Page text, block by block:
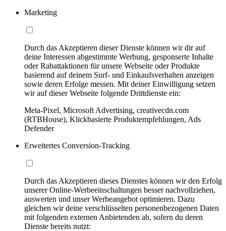
Marketing
Durch das Akzeptieren dieser Dienste können wir dir auf
deine Interessen abgestimmte Werbung, gesponserte Inhalte
oder Rabattaktionen für unsere Webseite oder Produkte
basierend auf deinem Surf- und Einkaufsverhalten anzeigen
sowie deren Erfolge messen. Mit deiner Einwilligung setzen
wir auf dieser Webseite folgende Drittdienste ein:
Meta-Pixel, Microsoft Advertising, creativecdn.com
(RTBHouse), Klickbasierte Produktempfehlungen, Ads
Defender
Erweitertes Conversion-Tracking
Durch das Akzeptieren dieses Dienstes können wir den Erfolg
unserer Online-Werbeeinschaltungen besser nachvollziehen,
auswerten und unser Werbeangebot optimieren. Dazu
gleichen wir deine verschlüsselten personenbezogenen Daten
mit folgenden externen Anbietenden ab, sofern du deren
Dienste bereits nutzt: